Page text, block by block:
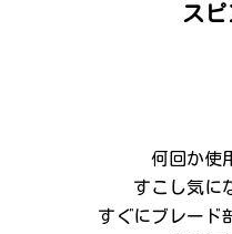
ス
何回か使
すこし気に
すぐにブレード